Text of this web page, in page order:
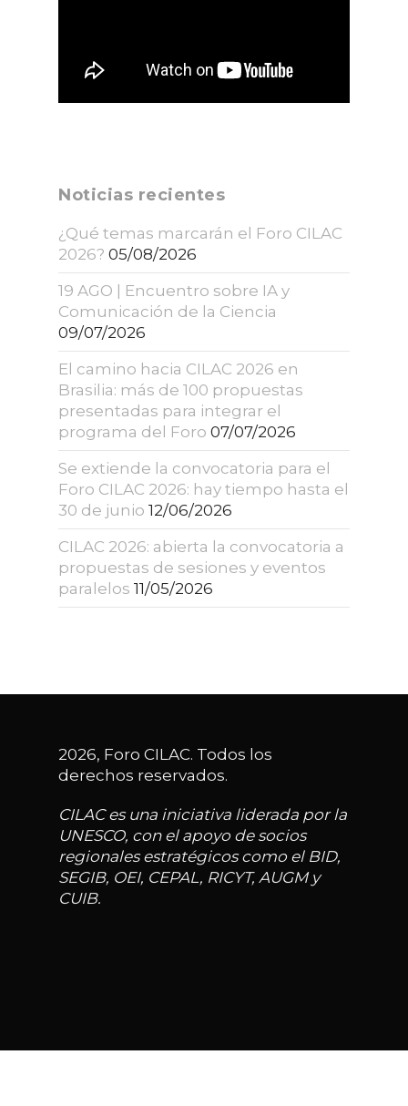
Noticias recientes
¿Qué temas marcarán el Foro CILAC
2026? 05/08/2026
19 AGO | Encuentro sobre IA y
Comunicación de la Ciencia
09/07/2026
El camino hacia CILAC 2026 en
Brasilia: más de 100 propuestas
presentadas para integrar el
programa del Foro 07/07/2026
Se extiende la convocatoria para el
Foro CILAC 2026: hay tiempo hasta el
30 de junio 12/06/2026
CILAC 2026: abierta la convocatoria a
propuestas de sesiones y eventos
paralelos 11/05/2026
2026, Foro CILAC. Todos los
derechos reservados.
CILAC es una iniciativa liderada por la
UNESCO, con el apoyo de socios
regionales estratégicos como el BID,
SEGIB, OEI, CEPAL, RICYT, AUGM y
CUIB.